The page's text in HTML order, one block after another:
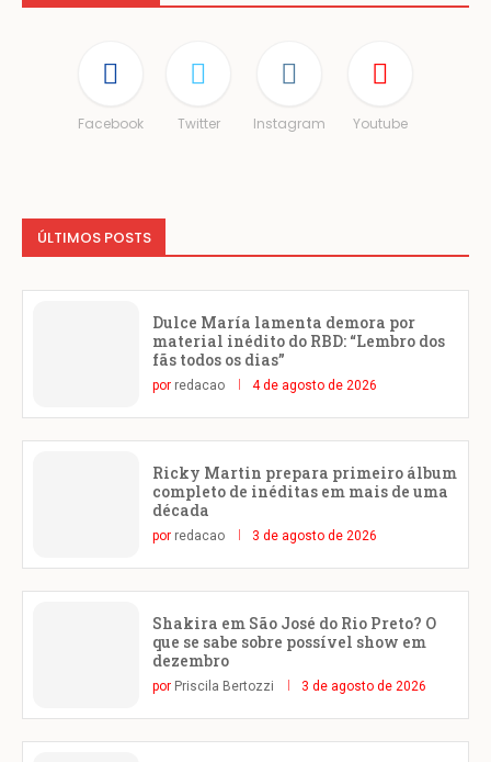
Facebook Twitter Instagram Youtube
ÚLTIMOS POSTS
Dulce María lamenta demora por
material inédito do RBD: “Lembro dos
fãs todos os dias”
por redacao 4 de agosto de 2026
Ricky Martin prepara primeiro álbum
completo de inéditas em mais de uma
década
por redacao 3 de agosto de 2026
Shakira em São José do Rio Preto? O
que se sabe sobre possível show em
dezembro
por Priscila Bertozzi 3 de agosto de 2026